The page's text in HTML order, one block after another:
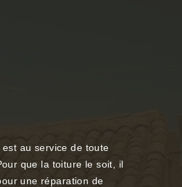
au service de toute
que la toiture le soit, il
une réparation de